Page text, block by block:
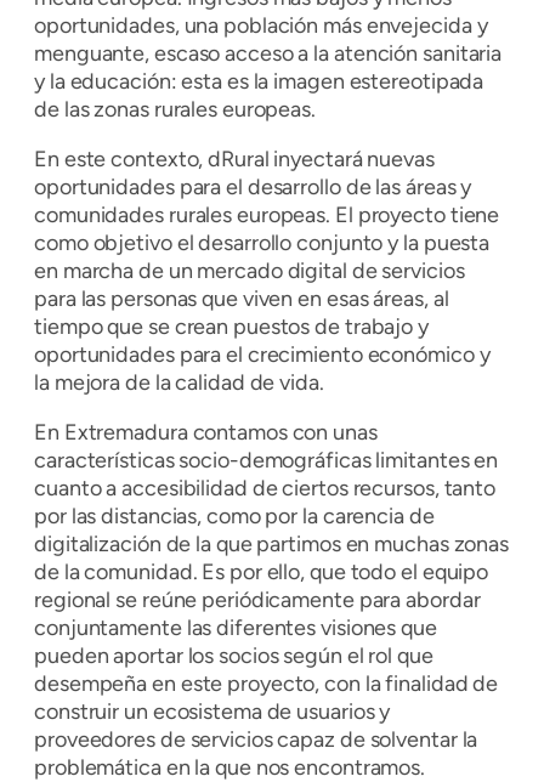
oportunidades, una población más envejecida y
menguante, escaso acceso a la atención sanitaria
y la educación: esta es la imagen estereotipada
de las zonas rurales europeas.
En este contexto, dRural inyectará nuevas
oportunidades para el desarrollo de las áreas y
comunidades rurales europeas. El proyecto tiene
como objetivo el desarrollo conjunto y la puesta
en marcha de un mercado digital de servicios
para las personas que viven en esas áreas, al
tiempo que se crean puestos de trabajo y
oportunidades para el crecimiento económico y
la mejora de la calidad de vida.
En Extremadura contamos con unas
características socio-demográficas limitantes en
cuanto a accesibilidad de ciertos recursos, tanto
por las distancias, como por la carencia de
digitalización de la que partimos en muchas zonas
de la comunidad. Es por ello, que todo el equipo
regional se reúne periódicamente para abordar
conjuntamente las diferentes visiones que
pueden aportar los socios según el rol que
desempeña en este proyecto, con la finalidad de
construir un ecosistema de usuarios y
proveedores de servicios capaz de solventar la
problemática en la que nos encontramos.